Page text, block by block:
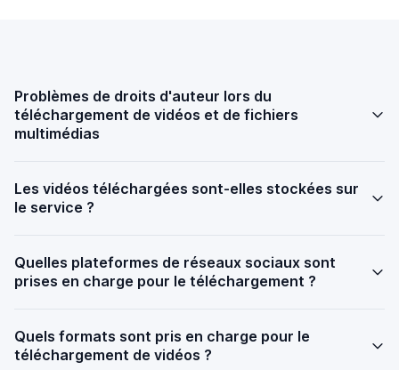
Problèmes de droits d'auteur lors du
téléchargement de vidéos et de fichiers
multimédias
Les vidéos téléchargées sont-elles stockées sur
le service ?
Quelles plateformes de réseaux sociaux sont
prises en charge pour le téléchargement ?
Quels formats sont pris en charge pour le
téléchargement de vidéos ?